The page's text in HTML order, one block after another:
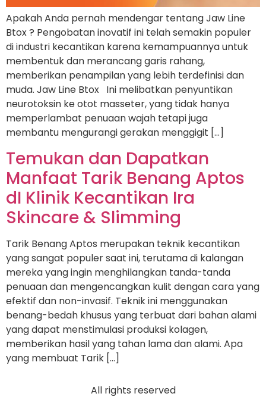
Apakah Anda pernah mendengar tentang Jaw Line
Btox ? Pengobatan inovatif ini telah semakin populer
di industri kecantikan karena kemampuannya untuk
membentuk dan merancang garis rahang,
memberikan penampilan yang lebih terdefinisi dan
muda. Jaw Line Btox Ini melibatkan penyuntikan
neurotoksin ke otot masseter, yang tidak hanya
memperlambat penuaan wajah tetapi juga
membantu mengurangi gerakan menggigit […]
Temukan dan Dapatkan
Manfaat Tarik Benang Aptos
dI Klinik Kecantikan Ira
Skincare & Slimming
Tarik Benang Aptos merupakan teknik kecantikan
yang sangat populer saat ini, terutama di kalangan
mereka yang ingin menghilangkan tanda-tanda
penuaan dan mengencangkan kulit dengan cara yang
efektif dan non-invasif. Teknik ini menggunakan
benang-bedah khusus yang terbuat dari bahan alami
yang dapat menstimulasi produksi kolagen,
memberikan hasil yang tahan lama dan alami. Apa
yang membuat Tarik […]
All rights reserved